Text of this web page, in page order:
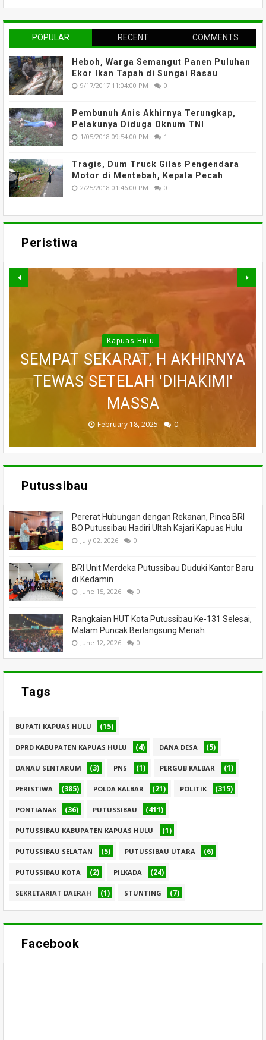
POPULAR RECENT COMMENTS
Heboh, Warga Semangut Panen Puluhan
Ekor Ikan Tapah di Sungai Rasau
9/17/2017 11:04:00 PM 0
Pembunuh Anis Akhirnya Terungkap,
Pelakunya Diduga Oknum TNI
1/05/2018 09:54:00 PM 1
Tragis, Dum Truck Gilas Pengendara
Motor di Mentebah, Kepala Pecah
2/25/2018 01:46:00 PM 0
Peristiwa
WARGA DESA SEI AJUNG YANG
DILAPORKAN HILANG SAAT
MEMANCING DITEMUKAN
MENINGGAL DUNIA
July 05, 2026 0
SI JAGO MERAH MENGAMUK,
BELASAN RUKO DI KAWASAN
PASAR MERDEKA PUTUSSIBAU
HANGUS
November 27, 2025 0
PEDULI KORBAN KEBAKARAN,
KORAMIL BADAU BERI
BANTUAN
March 26, 2025 0
BELASAN TOKO PAKAIAN DI
PUTUSSIBAU LUDES DILALAP
API
March 13, 2025 0
SEMPAT SEKARAT, H AKHIRNYA
TEWAS SETELAH 'DIHAKIMI'
MASSA
February 18, 2025 0
Putussibau
Pererat Hubungan dengan Rekanan, Pinca BRI
BO Putussibau Hadiri Ultah Kajari Kapuas Hulu
July 02, 2026 0
BRI Unit Merdeka Putussibau Duduki Kantor Baru
di Kedamin
June 15, 2026 0
Rangkaian HUT Kota Putussibau Ke-131 Selesai,
Malam Puncak Berlangsung Meriah
June 12, 2026 0
Tags
BUPATI KAPUAS HULU (15)
DPRD KABUPATEN KAPUAS HULU (4) DANA DESA (5)
DANAU SENTARUM (3) PNS (1) PERGUB KALBAR (1)
PERISTIWA (385) POLDA KALBAR (21) POLITIK (315)
PONTIANAK (36) PUTUSSIBAU (411)
PUTUSSIBAU KABUPATEN KAPUAS HULU (1)
PUTUSSIBAU SELATAN (5) PUTUSSIBAU UTARA (6)
PUTUSSIBAU KOTA (2) PILKADA (24)
SEKRETARIAT DAERAH (1) STUNTING (7)
Facebook